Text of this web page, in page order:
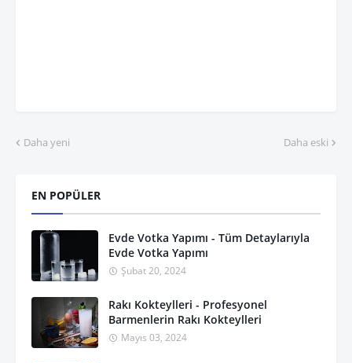
Daha yeni Daha eski
EN POPÜLER
Evde Votka Yapımı - Tüm Detaylarıyla
Evde Votka Yapımı
Şubat 20, 2024
Rakı Kokteylleri - Profesyonel
Barmenlerin Rakı Kokteylleri
Mayıs 03, 2024